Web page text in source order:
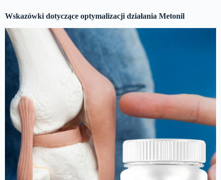
Wskazówki dotyczące optymalizacji działania Metonil